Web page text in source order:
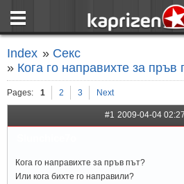
Index » Секс
» Кога го направихте за
Pages: 1 2 3 Next
#1 2009-04-04
Кога го направихте за пръв път?
Или кога бихте го направили?